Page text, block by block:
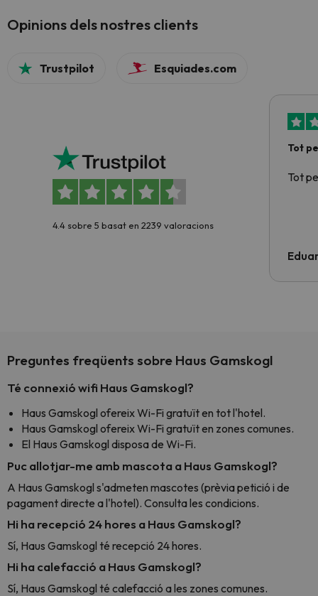
Opinions dels nostres clients
Trustpilot Esquiades.com
4.4 sobre 5 basat en 2239 valoracions
Tot
Tot
Preguntes freqüents sobre Haus Gamskogl
Té connexió wifi Haus Gamskogl?
Haus Gamskogl ofereix Wi-Fi gratuït en tot l'hotel.
Haus Gamskogl ofereix Wi-Fi gratuït en zones comunes.
El Haus Gamskogl disposa de Wi-Fi.
Puc allotjar-me amb mascota a Haus Gamskogl?
A Haus Gamskogl s'admeten mascotes (prèvia petició i de
pagament directe a l'hotel). Consulta les condicions.
Hi ha recepció 24 hores a Haus Gamskogl?
Sí, Haus Gamskogl té recepció 24 hores.
Hi ha calefacció a Haus Gamskogl?
Sí, Haus Gamskogl té calefacció a les zones comunes.